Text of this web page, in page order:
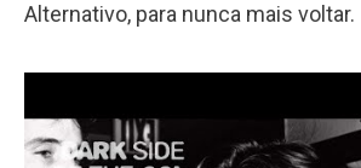
Alternativo, para nunca mais voltar.